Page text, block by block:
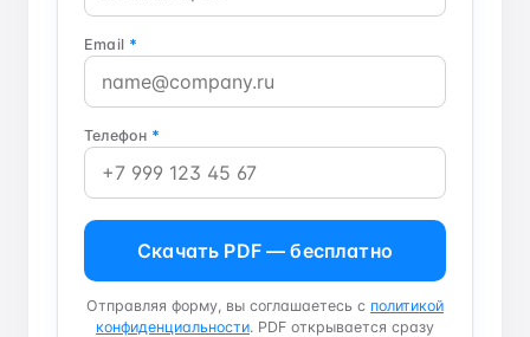
Email *
Телефон *
Скачать PDF — бесплатно
Отправляя форму, вы соглашаетесь с политикой
конфиденциальности. PDF открывается сразу